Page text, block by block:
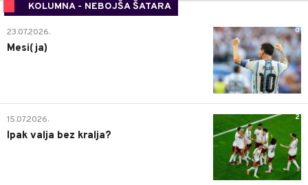
KOLUMNA - NEBOJŠA ŠATARA
0
23.07.2026.
Mesi(ja)
2
15.07.2026.
Ipak valja bez kralja?